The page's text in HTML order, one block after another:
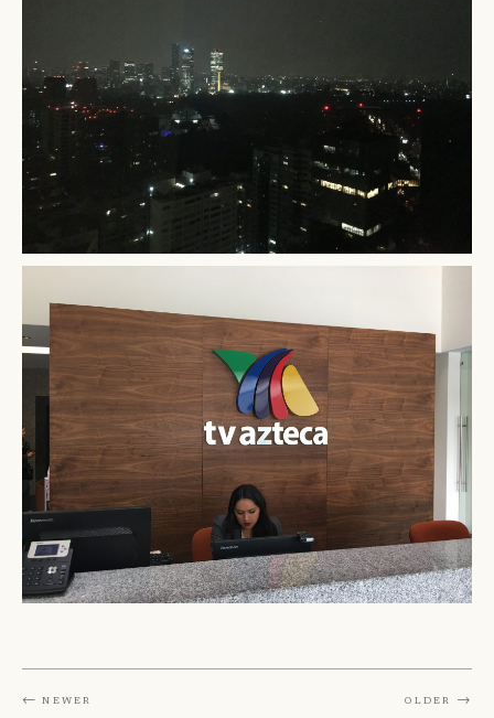
← Newer Older →